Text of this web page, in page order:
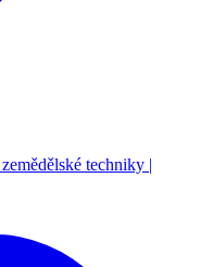
techniky |